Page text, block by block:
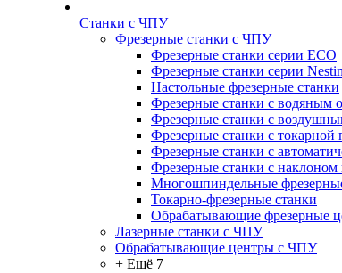
Станки с ЧПУ
Фрезерные станки с ЧПУ
Фрезерные станки серии ECO
Фрезерные станки серии
Настольные фрезерные станки
Фрезерные станки с водяным
Фрезерные станки с
Фрезерные станки с токарной
Фрезерные станки с
Фрезерные станки с
Многошпиндельные
Токарно-фрезерные станки
Обрабатывающие фрезерные
Лазерные станки с ЧПУ
Обрабатывающие центры с ЧПУ
+ Ещё 7